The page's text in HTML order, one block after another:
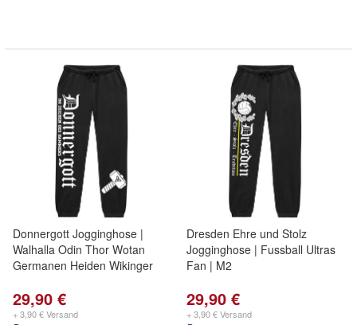
Donnergott Jogginghose |
Walhalla Odin Thor Wotan
Germanen Heiden Wikinger
29,90 €
+ 3,90 € Versand
Dresden Ehre und Stolz
Jogginghose | Fussball Ultras
Fan | M2
29,90 €
+ 3,90 € Versand